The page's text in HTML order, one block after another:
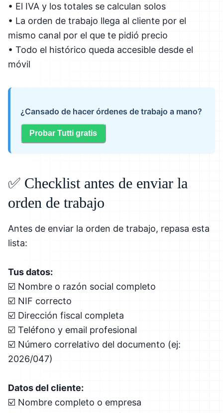
• El IVA y los totales se calculan solos
• La orden de trabajo llega al cliente por el
mismo canal por el que te pidió precio
• Todo el histórico queda accesible desde el
móvil
¿Cansado de hacer órdenes de trabajo a mano?
Probar Tutti gratis
✅ Checklist antes de enviar la
orden de trabajo
Antes de enviar la orden de trabajo, repasa esta
lista:
Tus datos:
☑️ Nombre o razón social completo
☑️ NIF correcto
☑️ Dirección fiscal completa
☑️ Teléfono y email profesional
☑️ Número correlativo del documento (ej:
2026/047)
Datos del cliente:
☑️ Nombre completo o empresa